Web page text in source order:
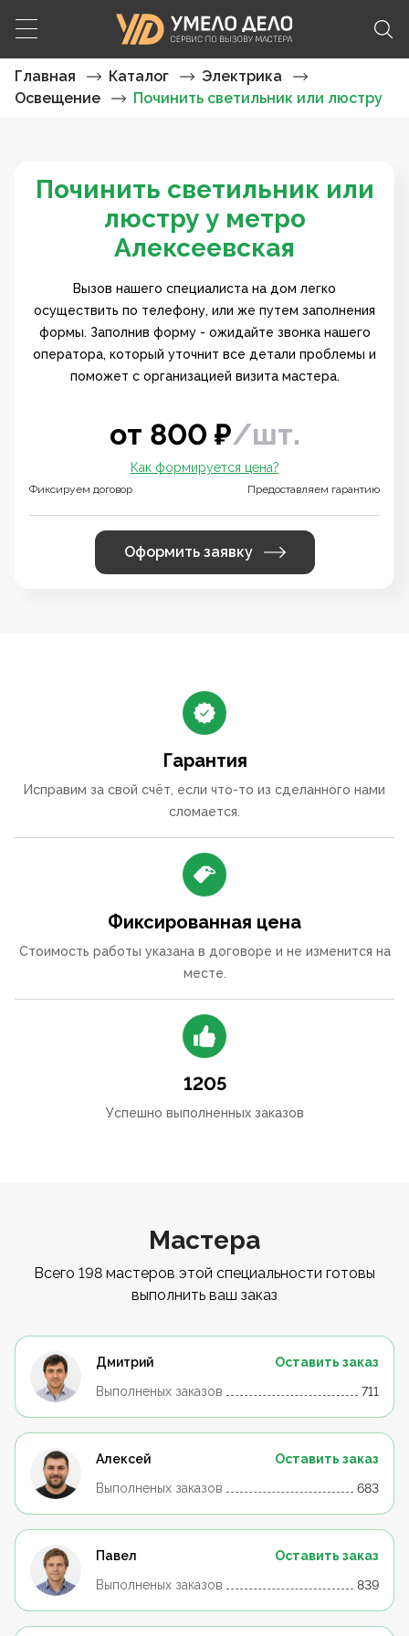
Главная Каталог
Электрика
Освещение
Починить светильник или люстру
Починить светильник или
люстру у метро
Алексеевская
Вызов нашего специалиста на дом легко
осуществить по телефону, или же путем заполнения
формы. Заполнив форму - ожидайте звонка нашего
оператора, который уточнит все детали проблемы и
поможет с организацией визита мастера.
от 800 ₽/шт.
Фиксируем договор
Как формируется цена?
Предоставляем гарантию
Оформить заявку
Гарантия
Исправим за свой счёт, если что-то из сделанного нами
сломается.
Фиксированная цена
Стоимость работы указана в договоре и не изменится на
месте.
1205
Успешно выполненных заказов
Мастера
Всего 198 мастеров этой специальности готовы
выполнить ваш заказ
Дмитрий
Оставить заказ
Выполненых заказов
711
Алексей
Оставить заказ
Выполненых заказов
683
Павел
Оставить заказ
Выполненых заказов
839